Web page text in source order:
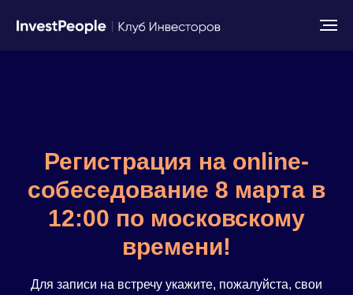
Регистрация на online-
собеседование 8 марта в
12:00 по московскому
времени!
Для записи на встречу укажите, пожалуйста, свои